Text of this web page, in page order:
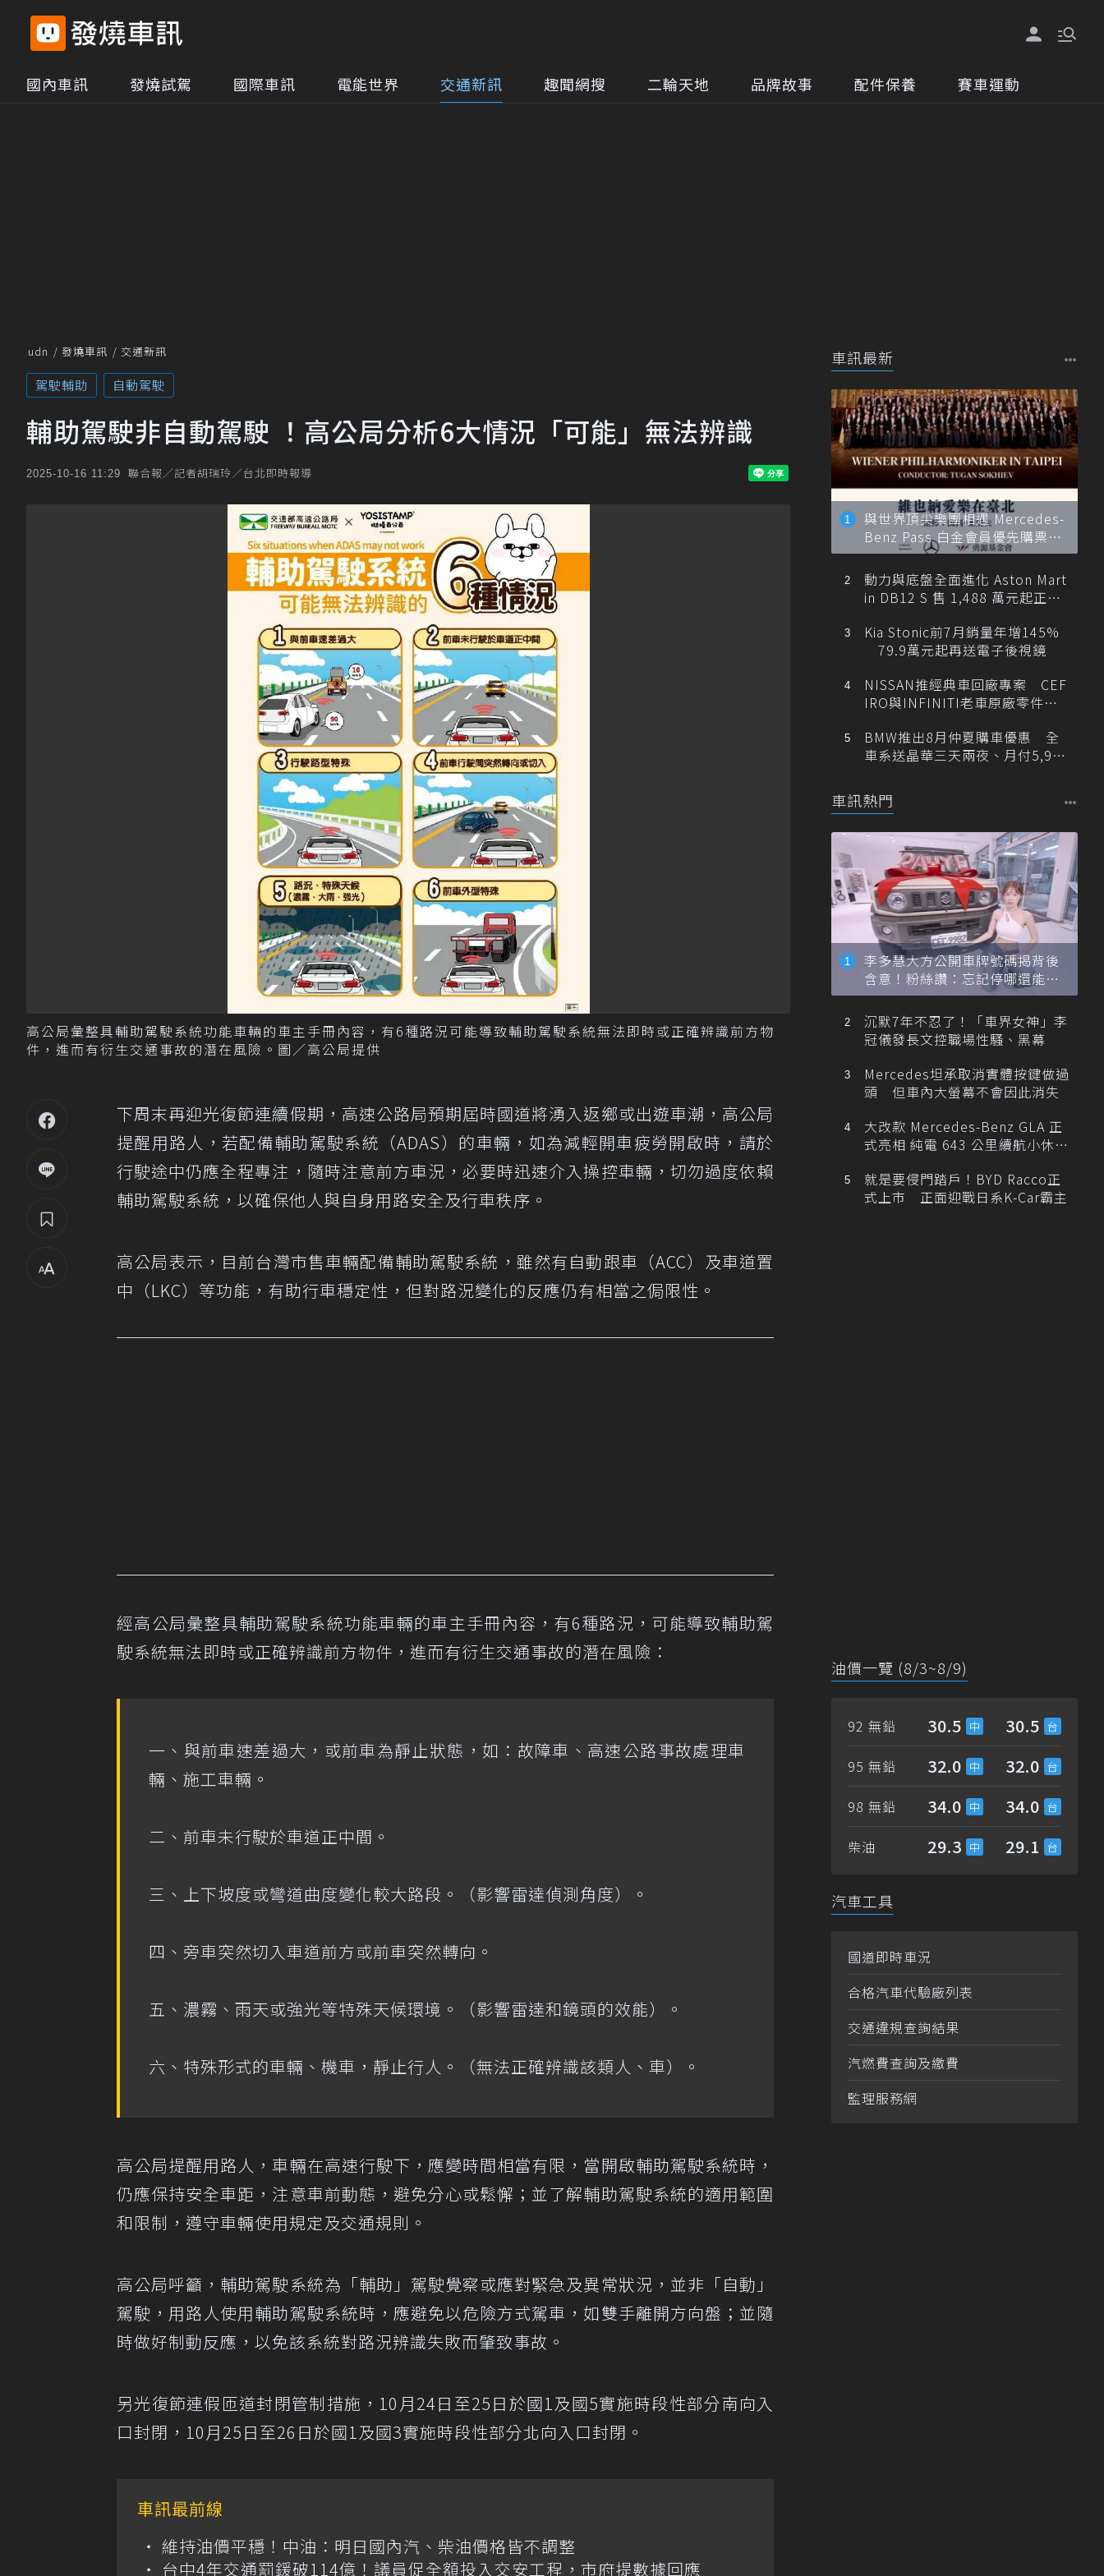
國內車訊 發燒試駕 國際車訊 電能世界 交通新訊 趣聞網搜 二輪天地 品牌故事 配件保養 賽車運動
udn 發燒車訊 交通新訊
駕駛輔助 自動駕駛
輔助駕駛非自動駕駛 ！高公局分析6大情況「可能」無法辨識
2025-10-16 11:29 聯合報／記者胡瑞玲／台北即時報導
高公局彙整具輔助駕駛系統功能車輛的車主手冊內容，有6種路況可能導致輔助駕駛系統無法即時或正確辨識前方物
件，進而有衍生交通事故的潛在風險。圖／高公局提供
下周末再迎光復節連續假期，高速公路局預期屆時國道將湧入返鄉或出遊車潮，高公局
提醒用路人，若配備輔助駕駛系統（ADAS）的車輛，如為減輕開車疲勞開啟時，請於
行駛途中仍應全程專注，隨時注意前方車況，必要時迅速介入操控車輛，切勿過度依賴
輔助駕駛系統，以確保他人與自身用路安全及行車秩序。
高公局表示，目前台灣市售車輛配備輔助駕駛系統，雖然有自動跟車（ACC）及車道置
中（LKC）等功能，有助行車穩定性，但對路況變化的反應仍有相當之侷限性。
經高公局彙整具輔助駕駛系統功能車輛的車主手冊內容，有6種路況，可能導致輔助駕
駛系統無法即時或正確辨識前方物件，進而有衍生交通事故的潛在風險：
一、與前車速差過大，或前車為靜止狀態，如：故障車、高速公路事故處理車
輛、施工車輛。
二、前車未行駛於車道正中間。
三、上下坡度或彎道曲度變化較大路段。（影響雷達偵測角度）。
四、旁車突然切入車道前方或前車突然轉向。
五、濃霧、雨天或強光等特殊天候環境。（影響雷達和鏡頭的效能）。
六、特殊形式的車輛、機車，靜止行人。（無法正確辨識該類人、車）。
高公局提醒用路人，車輛在高速行駛下，應變時間相當有限，當開啟輔助駕駛系統時，
仍應保持安全車距，注意車前動態，避免分心或鬆懈；並了解輔助駕駛系統的適用範圍
和限制，遵守車輛使用規定及交通規則。
高公局呼籲，輔助駕駛系統為「輔助」駕駛覺察或應對緊急及異常狀況，並非「自動」
駕駛，用路人使用輔助駕駛系統時，應避免以危險方式駕車，如雙手離開方向盤；並隨
時做好制動反應，以免該系統對路況辨識失敗而肇致事故。
另光復節連假匝道封閉管制措施，10月24日至25日於國1及國5實施時段性部分南向入
口封閉，10月25日至26日於國1及國3實施時段性部分北向入口封閉。
車訊最前線
維持油價平穩！中油：明日國內汽、柴油價格皆不調整
台中4年交通罰鍰破114億！議員促全額投入交安工程，市府提數據回應
車訊最新
與世界頂尖樂團相遇 Mercedes-
Benz Pass 白金會員優先購票維
也納愛樂
動力與底盤全面進化 Aston Mart
in DB12 S 售 1,488 萬元起正式
Kia Stonic前7月銷量年增145%
79.9萬元起再送電子後視鏡
NISSAN推經典車回廠專案 CEF
IRO與INFINITI老車原廠零件最
BMW推出8月仲夏購車優惠 全
車系送晶華三天兩夜、月付5,900
車訊熱門
李多慧大方公開車牌號碼揭背後
含意！粉絲讚：忘記停哪還能幫
忙找車
沉默7年不忍了！「車界女神」李
冠儀發長文控職場性騷、黑幕
Mercedes坦承取消實體按鍵做過
頭 但車內大螢幕不會因此消失
大改款 Mercedes-Benz GLA 正
式亮相 純電 643 公里續航小休
就是要侵門踏戶！BYD Racco正
式上市 正面迎戰日系K-Car霸主
油價一覽 (8/3~8/9)
92 無鉛 30.5 30.5
95 無鉛 32.0 32.0
98 無鉛 34.0 34.0
柴油 29.3 29.1
汽車工具
國道即時車況
合格汽車代驗廠列表
交通違規查詢結果
汽燃費查詢及繳費
監理服務網